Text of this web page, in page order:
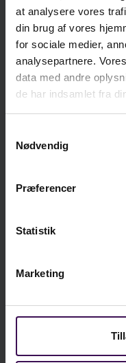
at analysere vores
din brug af vores
for sociale medier,
analysepartnere.
data med andre
de har indsamlet fra
Nødvendig
Præferencer
Statistik
Marketing
repetition af
andre ord m.v.
Retstavning øver
flere ord,
eller
stort
komma, repliktegn,
Bagest i hæftet er
i blåt.